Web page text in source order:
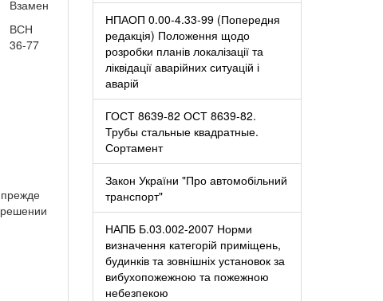
Взамен
ВСН
36-77
НПАОП 0.00-4.33-99 (Попередня
редакція) Положення щодо
розробки планів локалізації та
ліквідації аварійних ситуацій і
аварій
ГОСТ 8639-82 ОСТ 8639-82.
Трубы стальные квадратные.
Сортамент
Закон України "Про автомобільний
транспорт"
НАПБ Б.03.002-2007 Норми
визначення категорій приміщень,
будинків та зовнішніх установок за
вибухопожежною та пожежною
небезпекою